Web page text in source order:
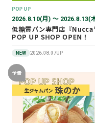
POP UP
2026.8.10(月) 〜 2026.8.13(
低糖質パン専門店『Nucca®
POP UP SHOP OPEN！
NEW 2026.08.07UP
予告